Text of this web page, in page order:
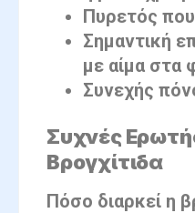
Πυρετός
Σημαντική
με αίμα στα
Συνεχής
Συχνές
Βρογχίτιδα
Πόσο διαρκεί η